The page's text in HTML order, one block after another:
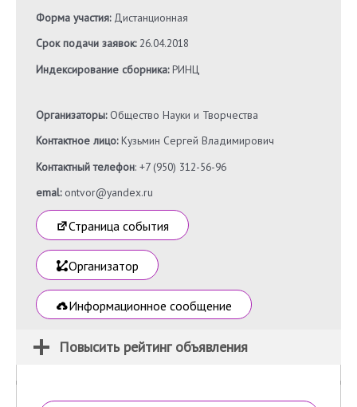
Форма участия:Дистанционная
Срок подачи заявок:26.04.2018
Индексирование сборника:РИНЦ
Организаторы:Общество Науки и Творчества
Контактное лицо:Кузьмин Сергей Владимирович
Контактный телефон: +7 (950) 312-56-96
emal: ontvor@yandex.ru
Страница события
Организатор
Информационное сообщение
Повысить рейтинг объявления